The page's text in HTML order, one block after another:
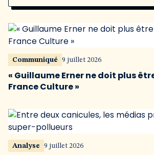
Communiqué 9 juillet 2026
« Guillaume Erner ne doit plus
France Culture »
Analyse 9 juillet 2026